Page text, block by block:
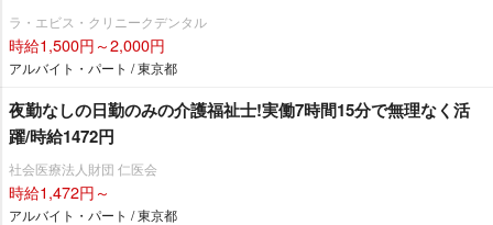
ラ・エビス・クリニークデンタル
時給1,500円～2,000円
アルバイト・パート / 東京都
夜勤なしの日勤のみの介護福祉士!実働7時間15分で無理なく活
躍/時給1472円
社会医療法人財団 仁医会
時給1,472円～
アルバイト・パート / 東京都